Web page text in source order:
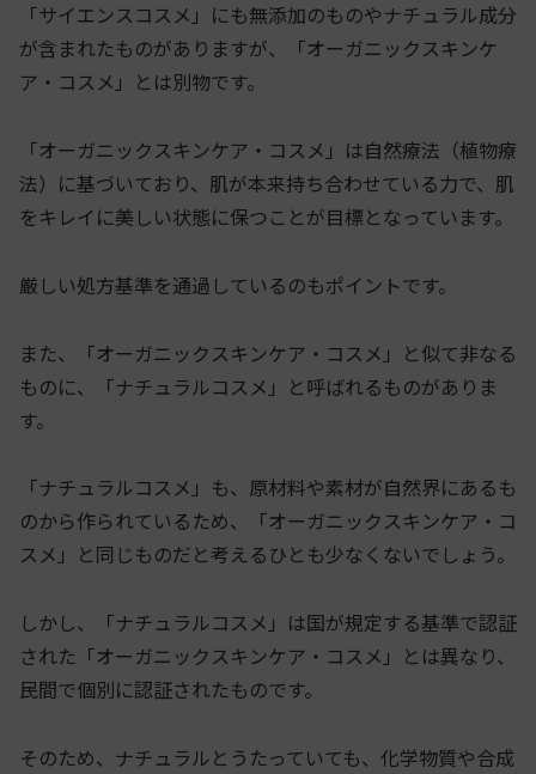
「サイエンスコスメ」にも無添加のものやナチュラル成分
が含まれたものがありますが、「オーガニックスキンケ
ア・コスメ」とは別物です。
「オーガニックスキンケア・コスメ」は自然療法（植物療
法）に基づいており、肌が本来持ち合わせている力で、肌
をキレイに美しい状態に保つことが目標となっています。
厳しい処方基準を通過しているのもポイントです。
また、「オーガニックスキンケア・コスメ」と似て非なる
ものに、「ナチュラルコスメ」と呼ばれるものがありま
す。
「ナチュラルコスメ」も、原材料や素材が自然界にあるも
のから作られているため、「オーガニックスキンケア・コ
スメ」と同じものだと考えるひとも少なくないでしょう。
しかし、「ナチュラルコスメ」は国が規定する基準で認証
された「オーガニックスキンケア・コスメ」とは異なり、
民間で個別に認証されたものです。
そのため、ナチュラルとうたっていても、化学物質や合成